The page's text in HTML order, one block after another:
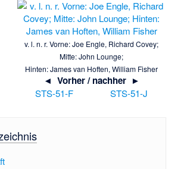
v. l. n. r. Vorne: Joe Engle, Richard Covey;
Mitte: John Lounge;
Hinten: James van Hoften, William Fisher
◄ Vorher / nachher ►
STS-51-F STS-51-J